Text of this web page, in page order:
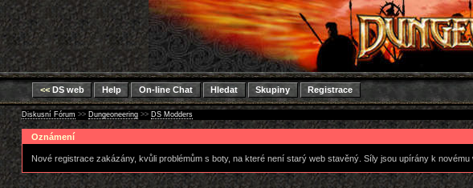
<<DS web Help On-line Chat Hledat Skupiny Registrace
Diskusní Fórum >> Dungeoneering>> DS Modders
Oznámení
Nové registrace zakázány, kvůli problémům s boty, na které není starý web stavěný. Síly jsou upírány k novému